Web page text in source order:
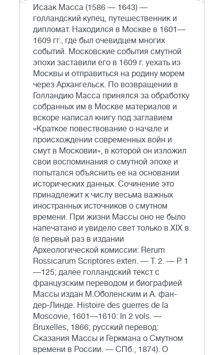
Исаак Масса (1586 — 1643) —
голландский купец, путешественник и
дипломат. Находился в Москве в 1601—
1609 гг., где был очевидцем многих
событий. Московские события смутной
эпохи заставили его в 1609 г. уехать из
Москвы и отправиться на родину морем
через Архангельск. По возвращении в
Голландию Масса принялся за обработку
собранных им в Москве материалов и
вскоре написал книгу под заглавием
«Краткое повествование о начале и
происхождении современных войн и
смут в Московии», в которой он изложил
свои воспоминания о смутной эпохе и
попытался объяснить ее на основании
исторических данных. Сочинение это
принадлежит к числу весьма важных
иностранных источников о смутном
времени. При жизни Массы оно не было
напечатано и увидело свет только в XIX в.
(в первый раз в издании
Археологической комиссии: Rerum
Rossicarum Scriptores exten. — Т. 2. — P. 1
—125; далее голландский текст с
французским переводом и биографией
Массы издан М.Оболенским и А. фан-
дер-Линде. Histoire des guerres de la
Moscovie, 1601—1610: In 2 vols. —
Bruxelles, 1866; русский перевод:
Сказания Массы и Геркмана о Смутном
времени в России. — СПб., 1874). О